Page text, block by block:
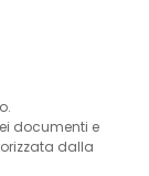
documenti e
dalla